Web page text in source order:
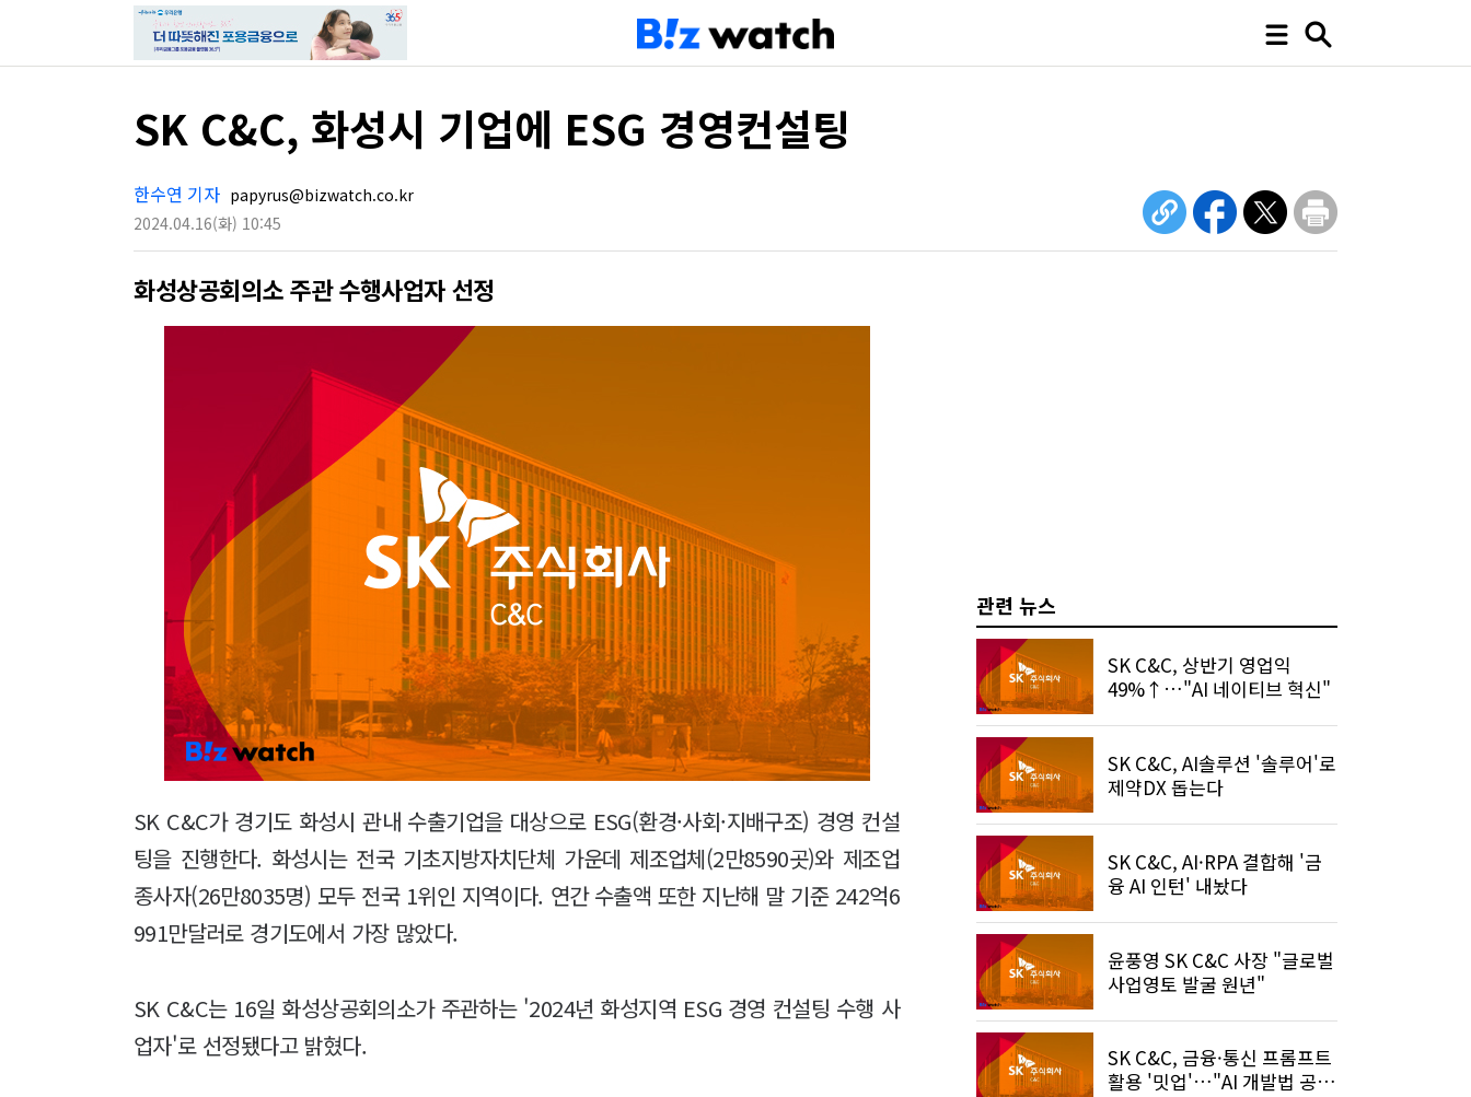
SK C&C, 화성시 기업에 ESG 경영컨설팅
한수연 기자 papyrus@bizwatch.co.kr
2024.04.16(화) 10:45
화성상공회의소 주관 수행사업자 선정
SK C&C가 경기도 화성시 관내 수출기업을 대상으로 ESG(환경·사회·지배구조) 경영 컨설
팅을 진행한다. 화성시는 전국 기초지방자치단체 가운데 제조업체(2만8590곳)와 제조업
종사자(26만8035명) 모두 전국 1위인 지역이다. 연간 수출액 또한 지난해 말 기준 242억6
991만달러로 경기도에서 가장 많았다.
SK C&C는 16일 화성상공회의소가 주관하는 '2024년 화성지역 ESG 경영 컨설팅 수행 사
업자'로 선정됐다고 밝혔다.
관련 뉴스
SK C&C, 상반기 영업익
49%↑…"AI 네이티브 혁신"
SK C&C, AI솔루션 '솔루어'로
제약DX 돕는다
SK C&C, AI·RPA 결합해 '금
융 AI 인턴' 내놨다
윤풍영 SK C&C 사장 "글로벌
사업영토 발굴 원년"
SK C&C, 금융·통신 프롬프트
활용 '밋업'…"AI 개발법 공